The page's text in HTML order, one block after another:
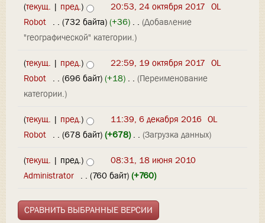
(текущ. | пред.) 20:53, 24 октября 2017 OL
Robot . . (732 байта) (+36) . . (Добавление
"географической" категории.)
(текущ. | пред.) 22:59, 19 октября 2017 OL
Robot . . (696 байт) (+18) . . (Переименование
категории.)
(текущ. | пред.) 11:39, 6 декабря 2016 OL
Robot . . (678 байт) (+678)‎ . . (Загрузка данных)
(текущ. | пред.)
08:31, 18 июня 2010
Administrator . . (760 байт) (+760)